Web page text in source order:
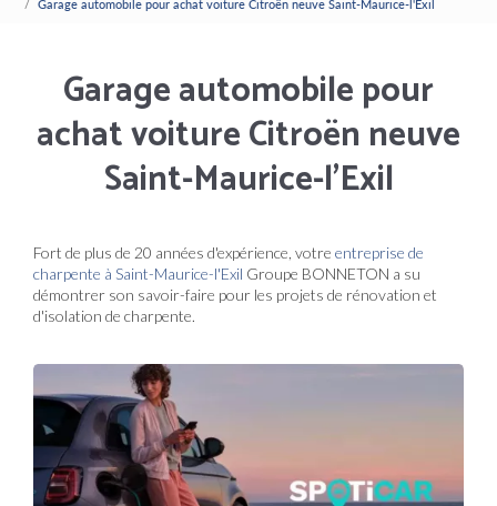
Garage automobile pour achat voiture Citroën neuve Saint-Maurice-l'Exil
Garage automobile pour
achat voiture Citroën neuve
Saint-Maurice-l'Exil
Fort de plus de 20 années d'expérience, votre entreprise de
charpente à Saint-Maurice-l'Exil Groupe BONNETON a su
démontrer son savoir-faire pour les projets de rénovation et
d'isolation de charpente.